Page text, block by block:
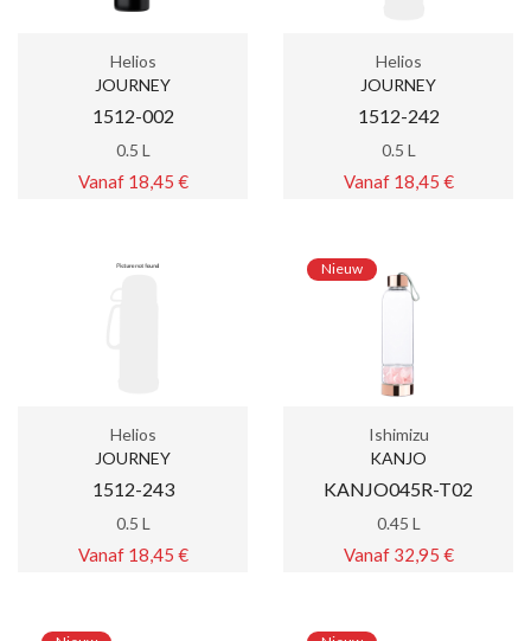
Helios
JOURNEY
1512-002
0.5 L
Vanaf 18,45 €
Helios
JOURNEY
1512-242
0.5 L
Vanaf 18,45 €
Helios
JOURNEY
1512-243
0.5 L
Vanaf 18,45 €
Nieuw
Ishimizu
KANJO
KANJO045R-T02
0.45 L
Vanaf 32,95 €